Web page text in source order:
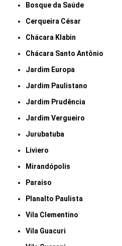
Bosque da Saúde
Cerqueira César
Chácara Klabin
Chácara Santo Antônio
Jardim Europa
Jardim Paulistano
Jardim Prudência
Jardim Vergueiro
Jurubatuba
Liviero
Mirandópolis
Paraiso
Planalto Paulista
Vila Clementino
Vila Guacuri